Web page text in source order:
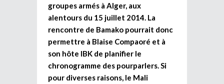
groupes armés à Alger, aux
alentours du 15 juillet 2014. La
rencontre de Bamako pourrait donc
permettre à Blaise Compaoré et à
son hôte IBK de planifier le
chronogramme des pourparlers. Si
pour diverses raisons, le Mali